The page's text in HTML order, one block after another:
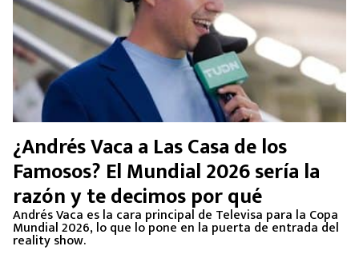
¿Andrés Vaca a Las Casa de los
Famosos? El Mundial 2026 sería la
razón y te decimos por qué
Andrés Vaca es la cara principal de Televisa para la Copa
Mundial 2026, lo que lo pone en la puerta de entrada del
reality show.